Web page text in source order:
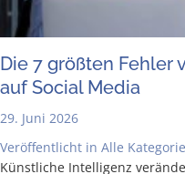
Die 7 größ­ten Feh­ler
auf Social Media
29. Juni 2026
Veröffentlicht in Alle
Künst­li­che Intel­li­genz